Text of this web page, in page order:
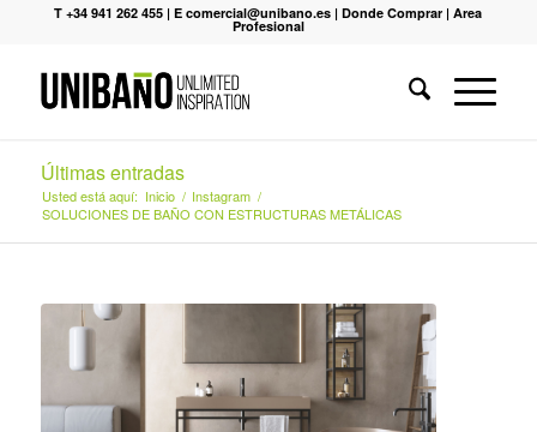
T +34 941 262 455 |E comercial@unibano.es |Donde Comprar |Area
Profesional
Últimas entradas
Usted está aquí: Inicio / Instagram /
SOLUCIONES DE BAÑO CON ESTRUCTURAS METÁLICAS